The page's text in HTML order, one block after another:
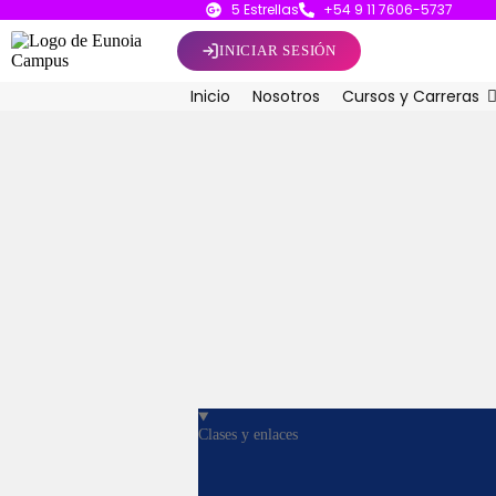
5 Estrellas +54 9 11 7606-5737
INICIAR SESIÓN
Inicio Nosotros Cursos y Carreras
Clases y enlaces